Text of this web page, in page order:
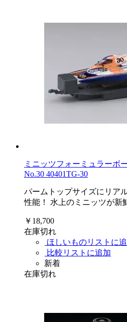
ミニッツフォーミュラーボ
No.30 40401TG-30
パームトップサイズにリア
性能！ 水上のミニッツが新
￥18,700
在庫切れ
ほしいものリストに
比較リストに追加
新着
在庫切れ